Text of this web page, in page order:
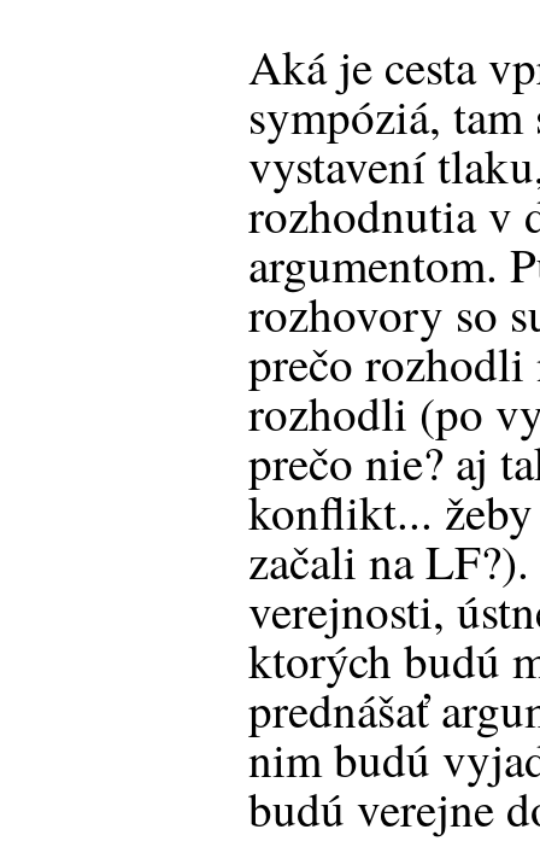
Aká je cesta
sympóziá, tam
vystavení
rozhodnutia v
argumentom.
rozhovory so
prečo rozhodli
rozhodli (po
prečo nie? aj
konflikt... žeby
začali na
verejnosti,
ktorých budú
prednášať
nim budú
budú verejne